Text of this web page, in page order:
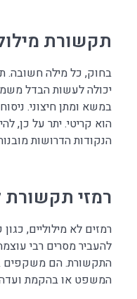
תקשורת
בחוק, כל מילה חשובה.
יכולה לעשות הבדל
במשא ומתן חיצוני.
הוא קריטי. יתר על כן,
הנקודות הדרושות
רמזי תקשורת
רמזים לא מילוליים,
להעביר מסרים רבי
התקשורת. הם משקפים
המשפט או בהקמת ועדה